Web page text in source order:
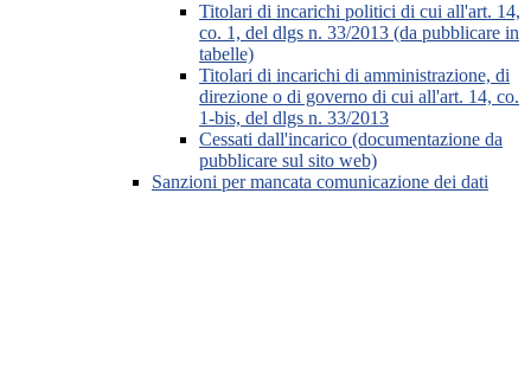
Titolari di incarichi politici di cui all'art. 14,
co. 1, del dlgs n. 33/2013 (da pubblicare in
tabelle)
Titolari di incarichi di amministrazione, di
direzione o di governo di cui all'art. 14, co.
1-bis, del dlgs n. 33/2013
Cessati dall'incarico (documentazione da
pubblicare sul sito web)
Sanzioni per mancata comunicazione dei dati